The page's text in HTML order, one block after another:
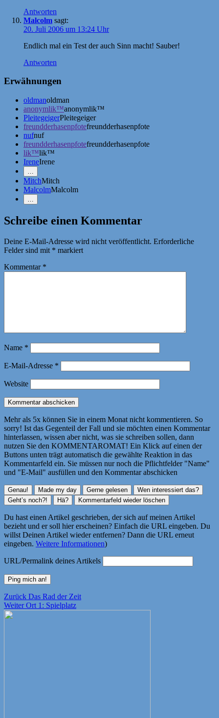
Antworten
Malcolm sagt:
20. Juli 2006 um 13:24 Uhr
Endlich mal ein Test der auch Sinn macht! Sauber!
Antworten
Erwähnungen
oldmanoldman
anonymlik™anonymlik™
PleitegeigerPleitegeiger
freundderhasenpfotefreundderhasenpfote
nufnuf
freundderhasenpfotefreundderhasenpfote
lik™lik™
IreneIrene
…
Erwähnungen
zeigen
MitchMitch
MalcolmMalcolm
…
Erwähnungen
Schreibe einen Kommentar
Deine E-Mail-Adresse wird nicht veröffentlicht. Erforderliche
Felder sind mit * markiert
Kommentar *
Name *
E-Mail-Adresse *
Website
Mehr als 5x können Sie in einem Monat nicht kommentieren. So
sorry! Ist das Gegenteil der Fall und sie möchten einen Kommentar
hinterlassen, wissen aber nicht, was sie schreiben sollen, dann
nutzen Sie den KOMMENTAROMAT! Ein Klick auf einen der
Buttons unten trägt automatisch die gewählte Reaktion in das
Kommentarfeld ein. Sie müssen nur noch die Pflichtfelder "Name"
und "E-Mail" ausfüllen und den Kommentar abschicken
Du hast einen Artikel geschrieben, der sich auf meinen Artikel
bezieht und er soll hier erscheinen? Einfach die URL eingeben. Du
willst Deinen Artikel wieder entfernen? Dann die URL erneut
eingeben. Weitere Informationen)
URL/Permalink deines Artikels
Beitragsnavigation
Zurück Vorheriger
Beitrag:
Das Rad der Zeit
Weiter Nächster
Ort 1: Spielplatz